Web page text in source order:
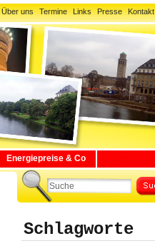
Über uns Termine Links Presse Kontakt
Energiepreise & Co
Schlagworte